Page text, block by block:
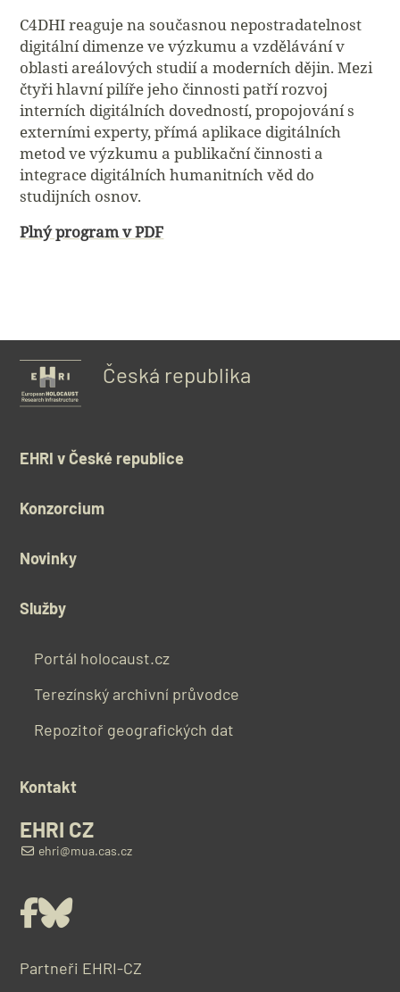
C4DHI reaguje na současnou nepostradatelnost
digitální dimenze ve výzkumu a vzdělávání v
oblasti areálových studií a moderních dějin. Mezi
čtyři hlavní pilíře jeho činnosti patří rozvoj
interních digitálních dovedností, propojování s
externími experty, přímá aplikace digitálních
metod ve výzkumu a publikační činnosti a
integrace digitálních humanitních věd do
studijních osnov.
Plný program v PDF
Česká republika
EHRI v České republice
Konzorcium
Novinky
Služby
Portál holocaust.cz
Terezínský archivní průvodce
Repozitoř geografických dat
Kontakt
EHRI CZ
ehri@mua.cas.cz
FacebookBluesky
Partneři EHRI-CZ